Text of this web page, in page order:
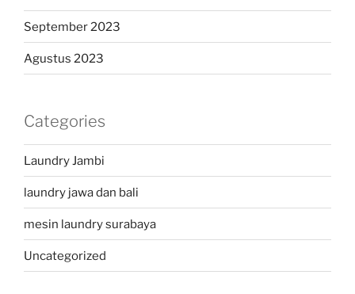
September 2023
Agustus 2023
Categories
Laundry Jambi
laundry jawa dan bali
mesin laundry surabaya
Uncategorized